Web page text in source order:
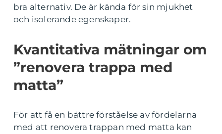
bra alternativ. De är kända för sin mjukhet
och isolerande egenskaper.
Kvantitativa mätningar om
”renovera trappa med
matta”
För att få en bättre förståelse av fördelarna
med att renovera trappan med matta kan